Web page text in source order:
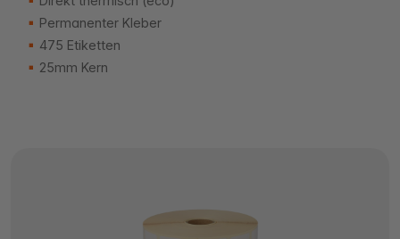
Permanenter Kleber
475 Etiketten
25mm Kern